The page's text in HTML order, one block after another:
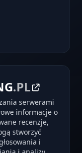
.PL
serwerami
informacje o
recenzje,
stworzyć
i